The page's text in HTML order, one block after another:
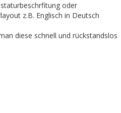
oder
z.B. Englisch in Deutsch
diese schnell und rückstandslos